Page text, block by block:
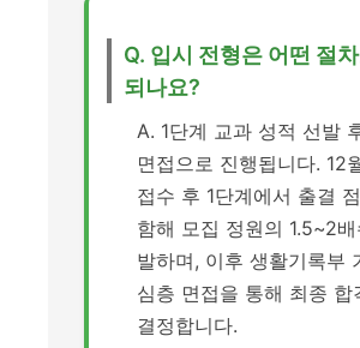
Q. 입시 전형은 어떤 절
되나요?
A. 1단계 교과 성적 선발
면접으로 진행됩니다. 12
접수 후 1단계에서 출결
함해 모집 정원의 1.5~2
발하며, 이후 생활기록부
심층 면접을 통해 최종 합
결정합니다.